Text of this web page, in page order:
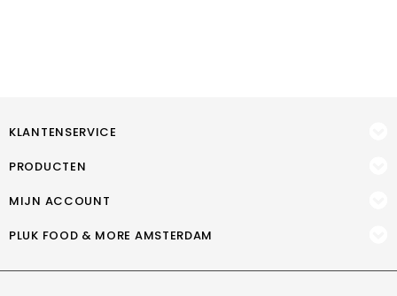
KLANTENSERVICE
PRODUCTEN
MIJN ACCOUNT
PLUK FOOD & MORE AMSTERDAM